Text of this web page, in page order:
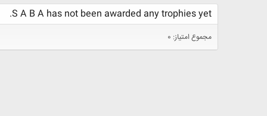
S A B A has not been awarded any trophies yet.
مجموع امتیاز: 0